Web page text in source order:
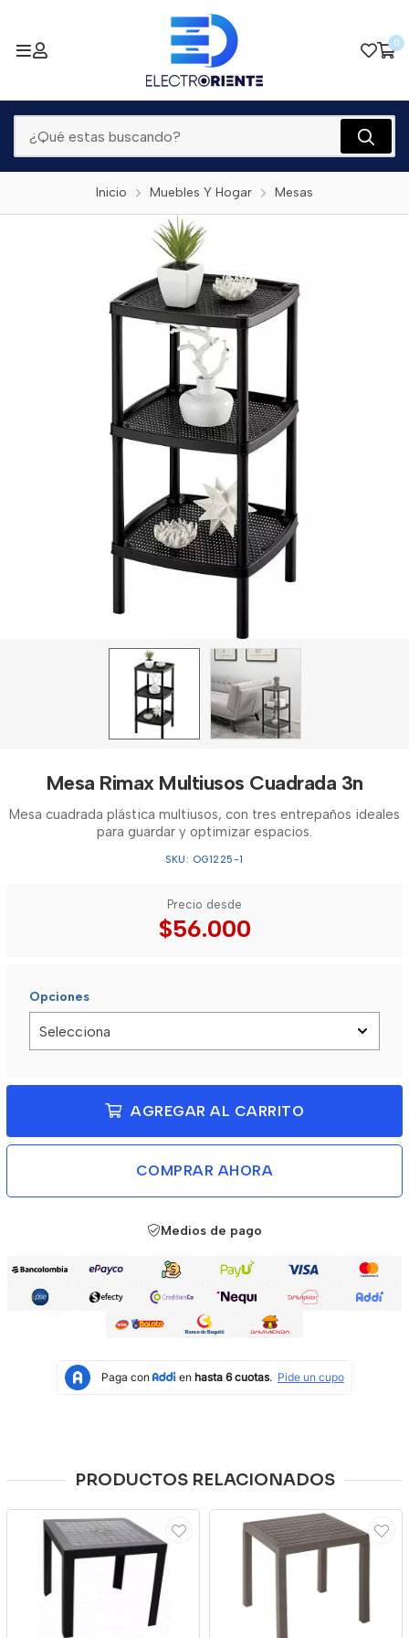
0
Inicio Muebles Y Hogar Mesas
Mesa Rimax Multiusos Cuadrada 3n
Mesa cuadrada plástica multiusos, con tres entrepaños ideales
para guardar y optimizar espacios.
SKU: OG1225-1
Precio desde
$56.000
Opciones
AGREGAR AL CARRITO
COMPRAR AHORA
Medios de pago
PRODUCTOS RELACIONADOS